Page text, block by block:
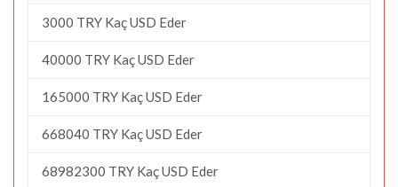
3000 TRY Kaç USD Eder
40000 TRY Kaç USD Eder
165000 TRY Kaç USD Eder
668040 TRY Kaç USD Eder
68982300 TRY Kaç USD Eder